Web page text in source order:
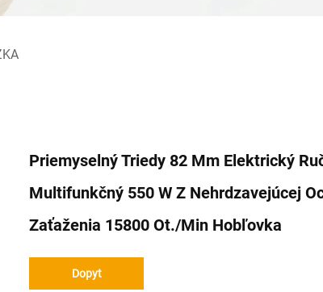
Priemyselný Triedy 82 Mm Elektrický
Multifunkčný 550 W Z Nehrdzavejúcej
Zaťaženia 15800 Ot./min Hobľovka
Dopyt